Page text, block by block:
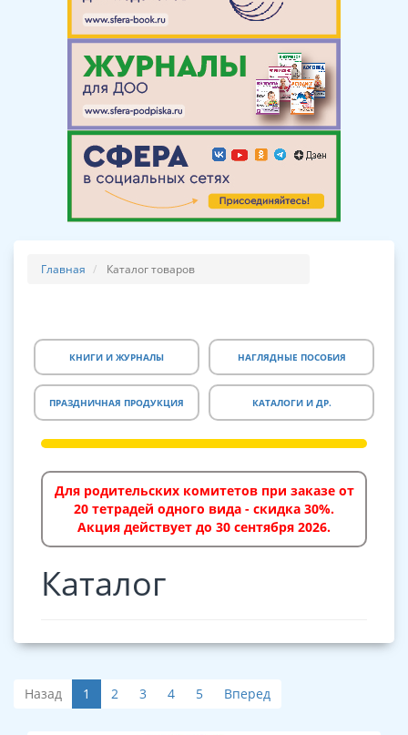
Главная Каталог товаров
КНИГИ И ЖУРНАЛЫ НАГЛЯДНЫЕ ПОСОБИЯ
ПРАЗДНИЧНАЯ ПРОДУКЦИЯ КАТАЛОГИ И ДР.
Для родительских комитетов при заказе от
20 тетрадей одного вида - скидка 30%.
Акция действует до 30 сентября 2026.
Каталог
Назад 1 2 3 4 5 Вперед